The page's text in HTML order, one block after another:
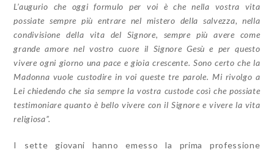
L’augurio che oggi formulo per voi è che nella vostra vita
possiate sempre più entrare nel mistero della salvezza, nella
condivisione della vita del Signore, sempre più avere come
grande amore nel vostro cuore il Signore Gesù e per questo
vivere ogni giorno una pace e gioia crescente. Sono certo che la
Madonna vuole custodire in voi queste tre parole. Mi rivolgo a
Lei chiedendo che sia sempre la vostra custode così che possiate
testimoniare quanto è bello vivere con il Signore e vivere la vita
religiosa”.
I sette giovani hanno emesso la prima professione